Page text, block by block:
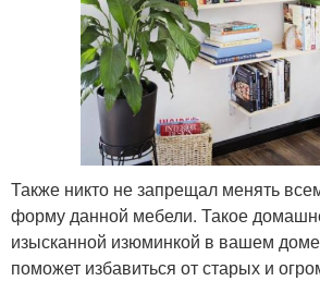
Также никто не запрещал менять
форму данной мебели. Такое
изысканной изюминкой в вашем
поможет избавиться от старых и